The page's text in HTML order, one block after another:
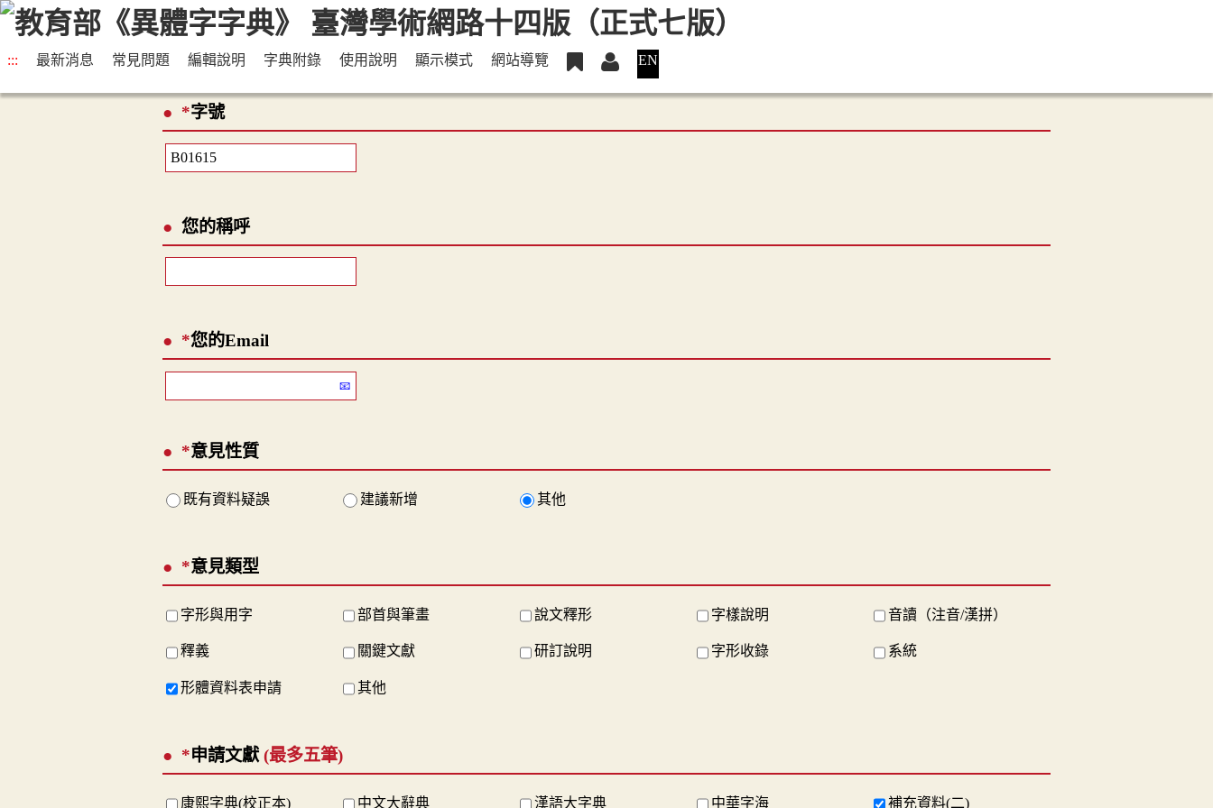
::: 最新消息 常見問題 編輯說明 字典附錄 使用說明 顯示模式 網站導覽 EN
*字號
您的稱呼
*您的Email
*意見性質
既有資料疑誤 建議新增 其他
*意見類型
字形與用字 部首與筆畫 說文釋形 字樣說明 音讀（注音/漢拼）
釋義 關鍵文獻 研訂說明 字形收錄 系統
形體資料表申請 其他
*申請文獻(最多五筆)
康熙字典(校正本) 中文大辭典 漢語大字典 中華字海 補充資料(二)